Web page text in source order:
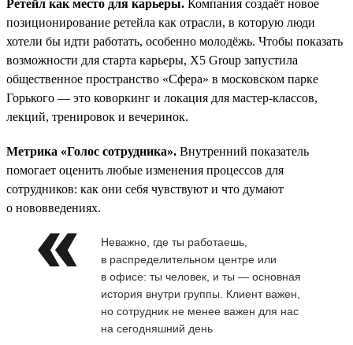
Ретейл как место для карьеры. Компания создаёт новое
позиционирование ретейла как отрасли, в которую люди
хотели бы идти работать, особенно молодёжь. Чтобы показать
возможности для старта карьеры, X5 Group запустила
общественное пространство «Сфера» в московском парке
Горького — это коворкинг и локация для мастер-классов,
лекций, тренировок и вечеринок.
Метрика «Голос сотрудника». Внутренний показатель
помогает оценить любые изменения процессов для
сотрудников: как они себя чувствуют и что думают
о нововведениях.
Неважно, где ты работаешь,
в распределительном центре или
в офисе: ты человек, и ты — основная
история внутри группы. Клиент важен,
но сотрудник не менее важен для нас
на сегодняшний день